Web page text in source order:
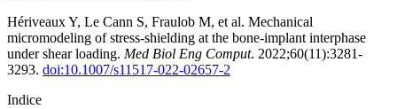
Hériveaux Y, Le Cann S, Fraulob M, et al. Mechanical
micromodeling of stress-shielding at the bone-implant interphase
under shear loading. Med Biol Eng Comput. 2022;60(11):3281-
3293. doi:10.1007/s11517-022-02657-2
Indice